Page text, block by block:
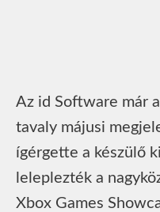
Az id Software már a
tavaly májusi
ígérgette a készülő
leleplezték a
Xbox Games